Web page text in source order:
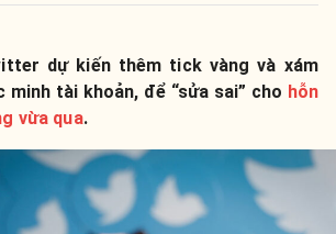
dự kiến thêm tick vàng và xám
minh tài khoản, để “sửa sai” cho hỗn
vừa qua.